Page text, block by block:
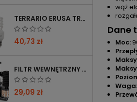
TERRARIO ERUSA TROPICAL UVB 5.0 ŻARÓWKA SPIRALNA 13W - IDEALNA DO TROPIKALNYCH TERRARIÓW
40,73 zł
FILTR WEWNĘTRZNY GĄBKOWY KRUGER MEIER AEROTWIN BIO S Z BIOFILTRACJĄ
29,09 zł
wąż
Dane
Moc:
Waga: